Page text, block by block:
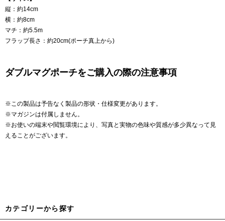
縦：約14cm
横：約8cm
マチ：約5.5m
フラップ長さ：約20cm(ポーチ真上から)
ダブルマグポーチをご購入の際の注意事項
※この製品は予告なく製品の形状・仕様変更があります。
※マガジンは付属しません。
※お使いの端末や閲覧環境により、写真と実物の色味や質感が多少異なって見
えることがございます。
カテゴリーから探す